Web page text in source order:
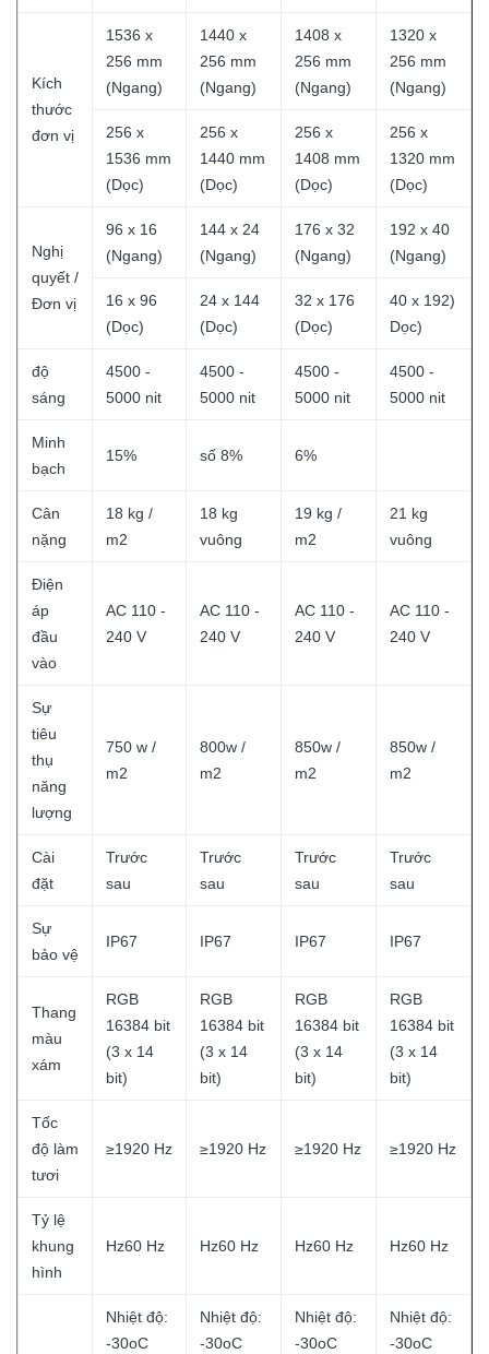
Kích
thước
đơn vị
1536 x
256 mm
(Ngang)
1440 x
256 mm
(Ngang)
1408 x
256 mm
(Ngang)
1320 x
256 mm
(Ngang)
256 x
1536 mm
(Dọc)
256 x
1440 mm
(Dọc)
256 x
1408 mm
(Dọc)
256 x
1320 mm
(Dọc)
Nghị
quyết /
Đơn vị
96 x 16
(Ngang)
144 x 24
(Ngang)
176 x 32
(Ngang)
192 x 40
(Ngang)
16 x 96
(Dọc)
24 x 144
(Dọc)
32 x 176
(Dọc)
40 x 192)
Dọc)
độ
sáng
4500 -
5000 nit
4500 -
5000 nit
4500 -
5000 nit
4500 -
5000 nit
Minh
bạch
15% số 8% 6%
Cân
nặng
18 kg /
m2
18 kg
vuông
19 kg /
m2
21 kg
vuông
Điện
áp
đầu
vào
AC 110 -
240 V
AC 110 -
240 V
AC 110 -
240 V
AC 110 -
240 V
Sự
tiêu
thụ
năng
lượng
750 w /
m2
800w /
m2
850w /
m2
850w /
m2
Cài
đặt
Trước
sau
Trước
sau
Trước
sau
Trước
sau
Sự
bảo vệ
IP67 IP67 IP67 IP67
Thang
màu
xám
RGB
16384 bit
(3 x 14
bit)
RGB
16384 bit
(3 x 14
bit)
RGB
16384 bit
(3 x 14
bit)
RGB
16384 bit
(3 x 14
bit)
Tốc
độ làm
tươi
≥1920 Hz ≥1920 Hz ≥1920 Hz ≥1920 Hz
Tỷ lệ
khung
hình
Hz60 Hz Hz60 Hz Hz60 Hz Hz60 Hz
Nhiệt độ:
-30oC
Nhiệt độ:
-30oC
Nhiệt độ:
-30oC
Nhiệt độ:
-30oC